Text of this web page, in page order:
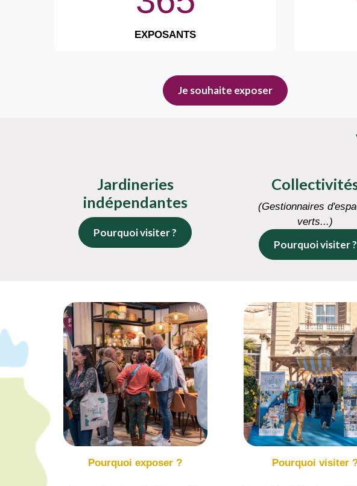
EXPOSANTS
Je souhaite exposer
Jardineries
indépendantes
Pourquoi visiter ?
(Gestionnaires
verts...)
Pourquoi visiter ?
Pourquoi exposer ? Pourquoi visiter